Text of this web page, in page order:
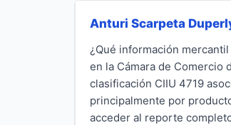
Anturi Scarpeta
¿Qué información
en la Cámara de Comercio
clasificación CIIU 4719
principalmente por
acceder al reporte